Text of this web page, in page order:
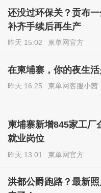
还没过环保关？贡布
补齐手续后再生产
昨天 15:02 柬单网官方
在柬埔寨，你的夜生
昨天 16:25 柬单网客服小茜
柬埔寨新增845家工厂
就业岗位
昨天 13:01 柬单网官方
洪都公爵跑路？最新